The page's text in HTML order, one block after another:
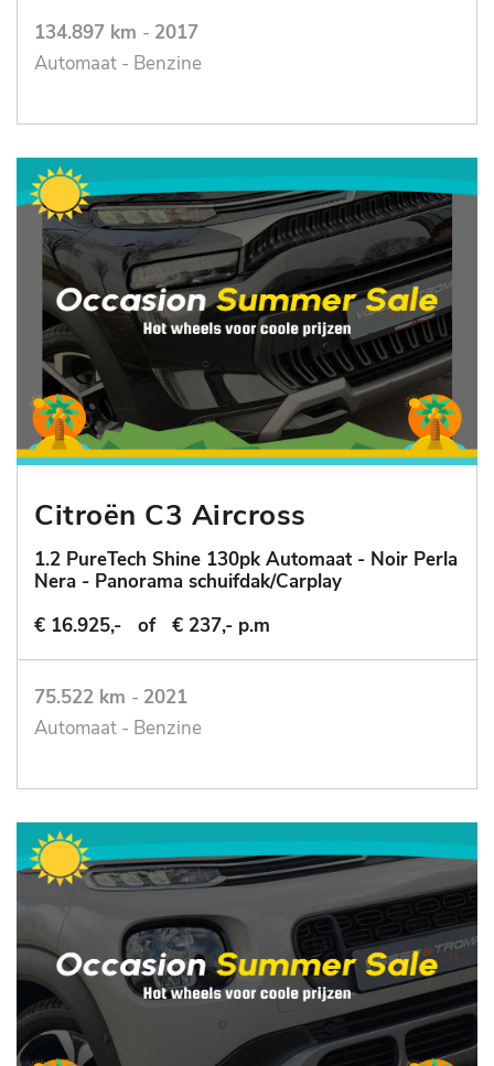
134.897 km - 2017
Automaat - Benzine
Citroën C3 Aircross
1.2 PureTech Shine 130pk Automaat - Noir Perla
Nera - Panorama schuifdak/Carplay
€ 16.925,-
of € 237,- p.m
75.522 km - 2021
Automaat - Benzine